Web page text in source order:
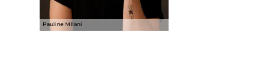
Pauline MIlani